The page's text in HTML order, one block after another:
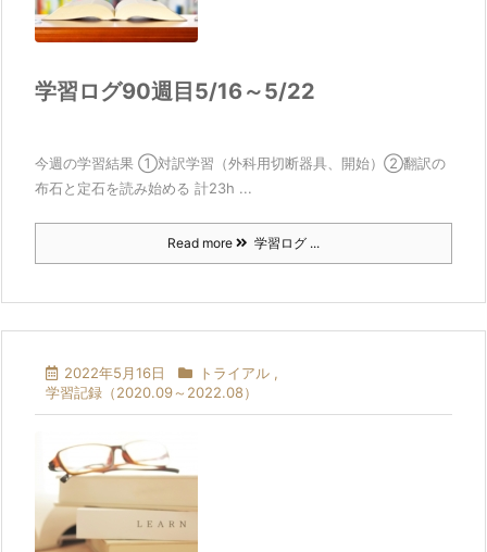
学習ログ90週目5/16～5/22
今週の学習結果 ①対訳学習（外科用切断器具、開始）②翻訳の
布石と定石を読み始める 計23h ...
Read more 学習ログ ...
2022年5月16日 トライアル ,
学習記録（2020.09～2022.08）